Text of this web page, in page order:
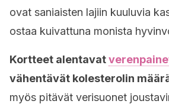
ovat saniaisten lajiin kuuluvia
ostaa kuivattuna monista
Kortteet alentavat
vähentävät kolesterolin
myös pitävät verisuonet